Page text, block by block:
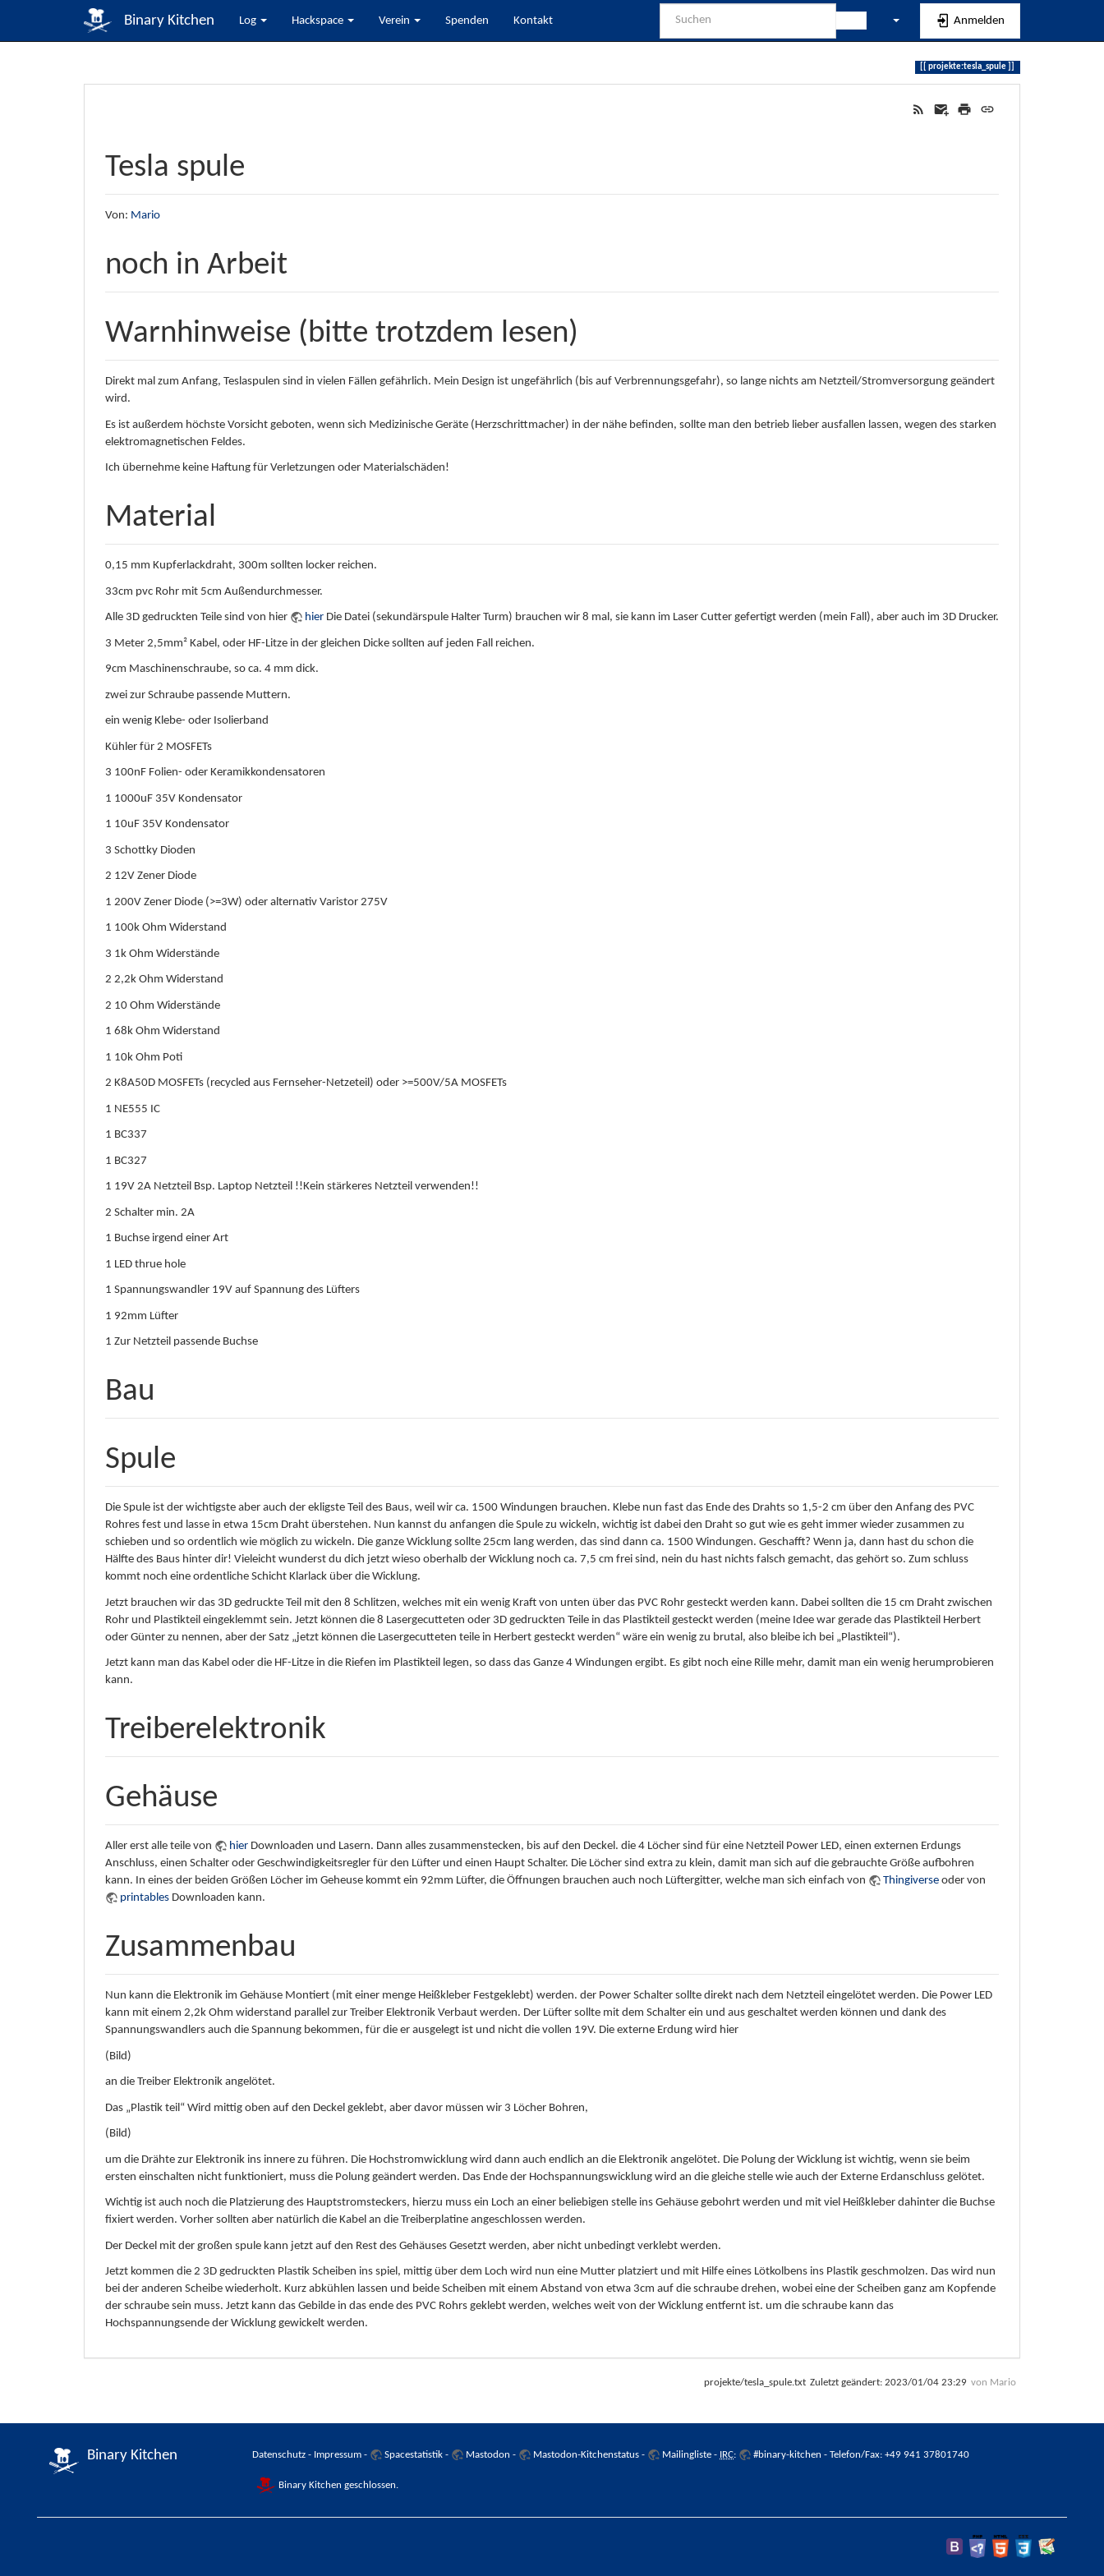
Binary Kitchen Log Hackspace Verein Spenden Kontakt Anmelden
projekte:tesla_spule
Tesla spule
Von: Mario
noch in Arbeit
Warnhinweise (bitte trotzdem lesen)
Direkt mal zum Anfang, Teslaspulen sind in vielen Fällen gefährlich. Mein Design ist ungefährlich (bis auf Verbrennungsgefahr), so lange nichts am Netzteil/Stromversorgung geändert
wird.
Es ist außerdem höchste Vorsicht geboten, wenn sich Medizinische Geräte (Herzschrittmacher) in der nähe befinden, sollte man den betrieb lieber ausfallen lassen, wegen des starken
elektromagnetischen Feldes.
Ich übernehme keine Haftung für Verletzungen oder Materialschäden!
Material
0,15 mm Kupferlackdraht, 300m sollten locker reichen.
33cm pvc Rohr mit 5cm Außendurchmesser.
Alle 3D gedruckten Teile sind von hier hier Die Datei (sekundärspule Halter Turm) brauchen wir 8 mal, sie kann im Laser Cutter gefertigt werden (mein Fall), aber auch im 3D Drucker.
3 Meter 2,5mm² Kabel, oder HF-Litze in der gleichen Dicke sollten auf jeden Fall reichen.
9cm Maschinenschraube, so ca. 4 mm dick.
zwei zur Schraube passende Muttern.
ein wenig Klebe- oder Isolierband
Kühler für 2 MOSFETs
3 100nF Folien- oder Keramikkondensatoren
1 1000uF 35V Kondensator
1 10uF 35V Kondensator
3 Schottky Dioden
2 12V Zener Diode
1 200V Zener Diode (>=3W) oder alternativ Varistor 275V
1 100k Ohm Widerstand
3 1k Ohm Widerstände
2 2,2k Ohm Widerstand
2 10 Ohm Widerstände
1 68k Ohm Widerstand
1 10k Ohm Poti
2 K8A50D MOSFETs (recycled aus Fernseher-Netzeteil) oder >=500V/5A MOSFETs
1 NE555 IC
1 BC337
1 BC327
1 19V 2A Netzteil Bsp. Laptop Netzteil !!Kein stärkeres Netzteil verwenden!!
2 Schalter min. 2A
1 Buchse irgend einer Art
1 LED thrue hole
1 Spannungswandler 19V auf Spannung des Lüfters
1 92mm Lüfter
1 Zur Netzteil passende Buchse
Bau
Spule
Die Spule ist der wichtigste aber auch der ekligste Teil des Baus, weil wir ca. 1500 Windungen brauchen. Klebe nun fast das Ende des Drahts so 1,5-2 cm über den Anfang des PVC
Rohres fest und lasse in etwa 15cm Draht überstehen. Nun kannst du anfangen die Spule zu wickeln, wichtig ist dabei den Draht so gut wie es geht immer wieder zusammen zu
schieben und so ordentlich wie möglich zu wickeln. Die ganze Wicklung sollte 25cm lang werden, das sind dann ca. 1500 Windungen. Geschafft? Wenn ja, dann hast du schon die
Hälfte des Baus hinter dir! Vieleicht wunderst du dich jetzt wieso oberhalb der Wicklung noch ca. 7,5 cm frei sind, nein du hast nichts falsch gemacht, das gehört so. Zum schluss
kommt noch eine ordentliche Schicht Klarlack über die Wicklung.
Jetzt brauchen wir das 3D gedruckte Teil mit den 8 Schlitzen, welches mit ein wenig Kraft von unten über das PVC Rohr gesteckt werden kann. Dabei sollten die 15 cm Draht zwischen
Rohr und Plastikteil eingeklemmt sein. Jetzt können die 8 Lasergecutteten oder 3D gedruckten Teile in das Plastikteil gesteckt werden (meine Idee war gerade das Plastikteil Herbert
oder Günter zu nennen, aber der Satz „jetzt können die Lasergecutteten teile in Herbert gesteckt werden“ wäre ein wenig zu brutal, also bleibe ich bei „Plastikteil“).
Jetzt kann man das Kabel oder die HF-Litze in die Riefen im Plastikteil legen, so dass das Ganze 4 Windungen ergibt. Es gibt noch eine Rille mehr, damit man ein wenig herumprobieren
kann.
Treiberelektronik
Gehäuse
Aller erst alle teile von hier Downloaden und Lasern. Dann alles zusammenstecken, bis auf den Deckel. die 4 Löcher sind für eine Netzteil Power LED, einen externen Erdungs
Anschluss, einen Schalter oder Geschwindigkeitsregler für den Lüfter und einen Haupt Schalter. Die Löcher sind extra zu klein, damit man sich auf die gebrauchte Größe aufbohren
kann. In eines der beiden Größen Löcher im Geheuse kommt ein 92mm Lüfter, die Öffnungen brauchen auch noch Lüftergitter, welche man sich einfach von
Thingiverse oder von
printables Downloaden kann.
Zusammenbau
Nun kann die Elektronik im Gehäuse Montiert (mit einer menge Heißkleber Festgeklebt) werden. der Power Schalter sollte direkt nach dem Netzteil eingelötet werden. Die Power LED
kann mit einem 2,2k Ohm widerstand parallel zur Treiber Elektronik Verbaut werden. Der Lüfter sollte mit dem Schalter ein und aus geschaltet werden können und dank des
Spannungswandlers auch die Spannung bekommen, für die er ausgelegt ist und nicht die vollen 19V. Die externe Erdung wird hier
(Bild)
an die Treiber Elektronik angelötet.
Das „Plastik teil“ Wird mittig oben auf den Deckel geklebt, aber davor müssen wir 3 Löcher Bohren,
(Bild)
um die Drähte zur Elektronik ins innere zu führen. Die Hochstromwicklung wird dann auch endlich an die Elektronik angelötet. Die Polung der Wicklung ist wichtig, wenn sie beim
ersten einschalten nicht funktioniert, muss die Polung geändert werden. Das Ende der Hochspannungswicklung wird an die gleiche stelle wie auch der Externe Erdanschluss gelötet.
Wichtig ist auch noch die Platzierung des Hauptstromsteckers, hierzu muss ein Loch an einer beliebigen stelle ins Gehäuse gebohrt werden und mit viel Heißkleber dahinter die Buchse
fixiert werden. Vorher sollten aber natürlich die Kabel an die Treiberplatine angeschlossen werden.
Der Deckel mit der großen spule kann jetzt auf den Rest des Gehäuses Gesetzt werden, aber nicht unbedingt verklebt werden.
Jetzt kommen die 2 3D gedruckten Plastik Scheiben ins spiel, mittig über dem Loch wird nun eine Mutter platziert und mit Hilfe eines Lötkolbens ins Plastik geschmolzen. Das wird nun
bei der anderen Scheibe wiederholt. Kurz abkühlen lassen und beide Scheiben mit einem Abstand von etwa 3cm auf die schraube drehen, wobei eine der Scheiben ganz am Kopfende
der schraube sein muss. Jetzt kann das Gebilde in das ende des PVC Rohrs geklebt werden, welches weit von der Wicklung entfernt ist. um die schraube kann das
Hochspannungsende der Wicklung gewickelt werden.
projekte/tesla_spule.txt Zuletzt geändert: 2023/01/04 23:29 von Mario
Binary Kitchen Datenschutz - Impressum - Spacestatistik - Mastodon - Mastodon-Kitchenstatus - Mailingliste - IRC: #binary-kitchen - Telefon/Fax: +49 941 37801740
Binary Kitchen geschlossen.